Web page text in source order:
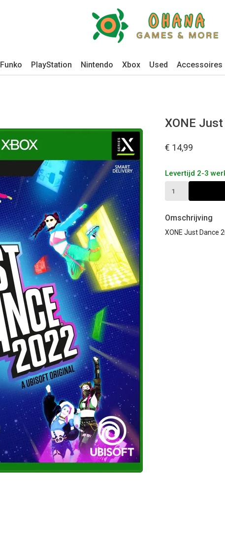
Funko PlayStation Nintendo Xbox Used Accessoires
XONE
€ 14,99
Levertijd 2-3
Omschrijving
XONE Just Dance